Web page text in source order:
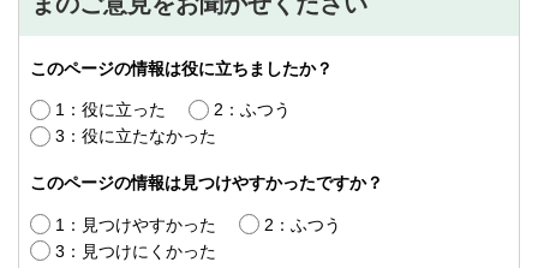
このページの情報は役に立ちましたか？
1：役に立った
2：ふつう
3：役に立たなかった
このページの情報は見つけやすかったですか？
1：見つけやすかった
2：ふつう
3：見つけにくかった